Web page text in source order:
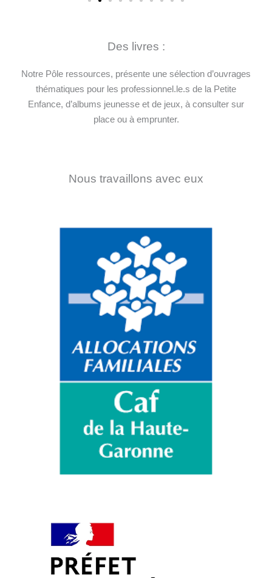
Des livres :
Notre Pôle ressources, présente une sélection d’ouvrages
thématiques pour les professionnel.le.s de la Petite
Enfance, d’albums jeunesse et de jeux, à consulter sur
place ou à emprunter.
Nous travaillons avec eux